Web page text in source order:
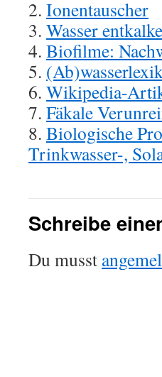
2. Ionentauscher
3. Wasser
4. Biofilme:
5.
6. Wikipedia-
7. Fäkale
8. Biologische
Trinkwasser-,
Schreibe
Du musst